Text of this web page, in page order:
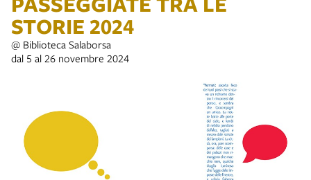
STORIE 2024
@ Biblioteca Salaborsa
dal 5 al 26 novembre 2024